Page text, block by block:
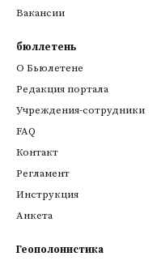
Вакансии
бюллетень
О Бьюлетене
Редакция портала
Учреждения-сотрудники
FAQ
Контакт
Регламент
Инструкция
Анкета
Геополонистика